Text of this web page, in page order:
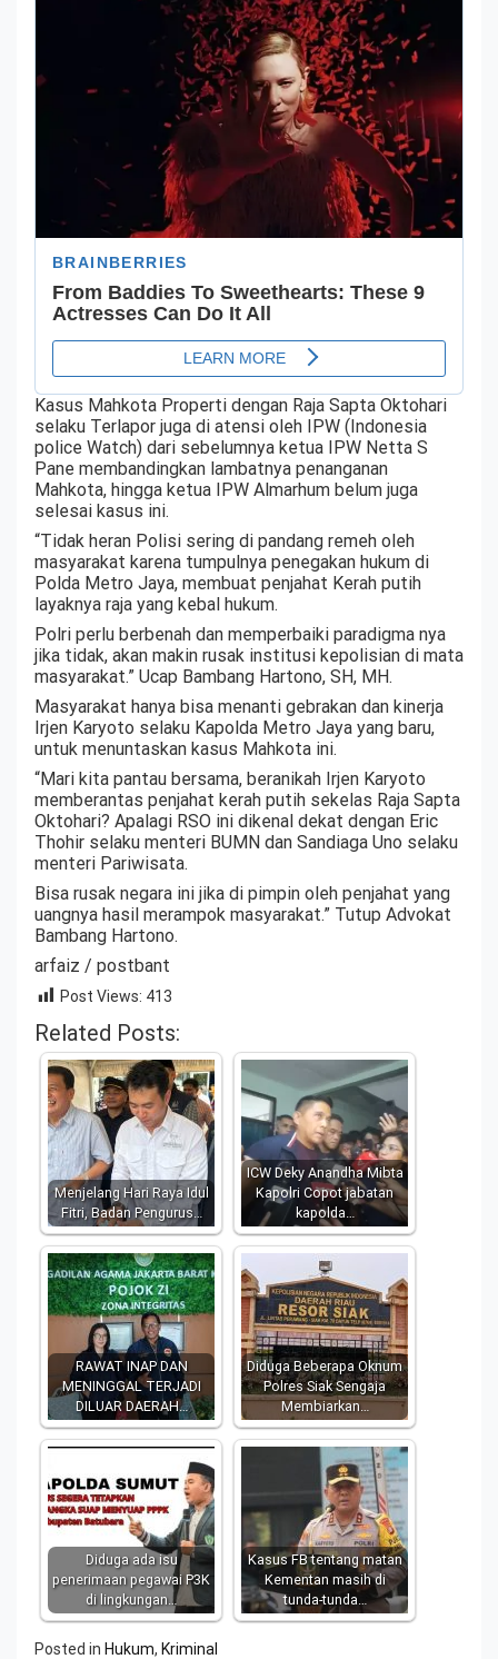
Kasus Mahkota Properti dengan Raja Sapta Oktohari
selaku Terlapor juga di atensi oleh IPW (Indonesia
police Watch) dari sebelumnya ketua IPW Netta S
Pane membandingkan lambatnya penanganan
Mahkota, hingga ketua IPW Almarhum belum juga
selesai kasus ini.
“Tidak heran Polisi sering di pandang remeh oleh
masyarakat karena tumpulnya penegakan hukum di
Polda Metro Jaya, membuat penjahat Kerah putih
layaknya raja yang kebal hukum.
Polri perlu berbenah dan memperbaiki paradigma nya
jika tidak, akan makin rusak institusi kepolisian di mata
masyarakat.” Ucap Bambang Hartono, SH, MH.
Masyarakat hanya bisa menanti gebrakan dan kinerja
Irjen Karyoto selaku Kapolda Metro Jaya yang baru,
untuk menuntaskan kasus Mahkota ini.
“Mari kita pantau bersama, beranikah Irjen Karyoto
memberantas penjahat kerah putih sekelas Raja Sapta
Oktohari? Apalagi RSO ini dikenal dekat dengan Eric
Thohir selaku menteri BUMN dan Sandiaga Uno selaku
menteri Pariwisata.
Bisa rusak negara ini jika di pimpin oleh penjahat yang
uangnya hasil merampok masyarakat.” Tutup Advokat
Bambang Hartono.
arfaiz / postbant
Post Views: 413
Related Posts:
Menjelang Hari Raya Idul
Fitri, Badan Pengurus…
ICW Deky Anandha Mibta
Kapolri Copot jabatan
kapolda…
RAWAT INAP DAN
MENINGGAL TERJADI
DILUAR DAERAH…
Diduga Beberapa Oknum
Polres Siak Sengaja
Membiarkan…
Diduga ada isu
penerimaan pegawai P3K
di lingkungan…
Kasus FB tentang matan
Kementan masih di
tunda-tunda…
Posted in Hukum, Kriminal